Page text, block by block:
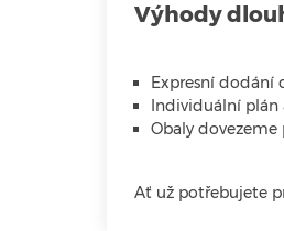
Výhody
Expresní dodání
Individuální plán
Obaly
Ať už potřebujete